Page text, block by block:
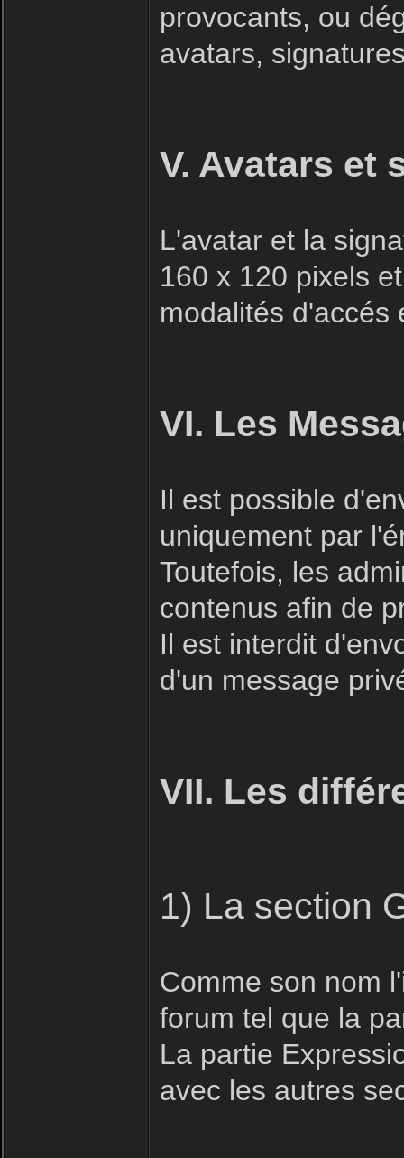
provocants, ou
avatars,
V. Avatars et
L'avatar et la
160 x 120 pixels
modalités d'accés
VI. Les
Il est possible
uniquement par
Toutefois, les
contenus afin de
Il est interdit
d'un message
VII. Les
1) La section
Comme son nom
forum tel que la
La partie
avec les autres